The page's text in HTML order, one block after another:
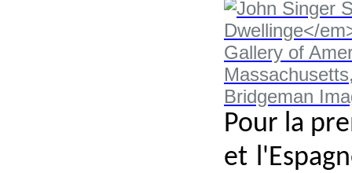
Pour la
et